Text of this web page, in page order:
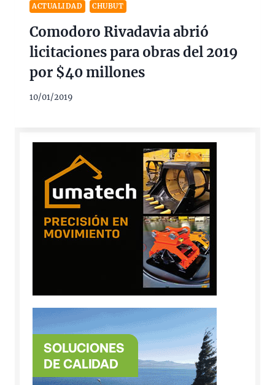
ACTUALIDAD CHUBUT
Comodoro Rivadavia abrió
licitaciones para obras del 2019
por $40 millones
10/01/2019